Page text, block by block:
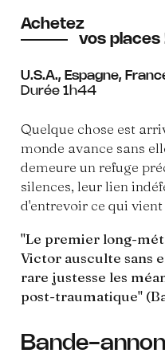
Achetez
vos places
U.S.A., Espagne,
Durée 1h44
Quelque chose est
monde avance sans
demeure un refuge
silences, leur lien
d'entrevoir ce qui vient
"Le premier long-
Victor ausculte sans
rare justesse les
post-traumatique"
Bande-